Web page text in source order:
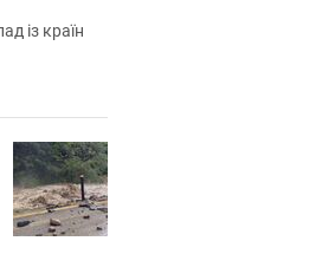
із країн